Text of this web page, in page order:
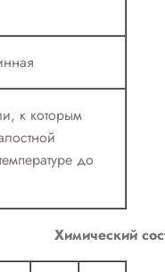
к которым
до
Химический